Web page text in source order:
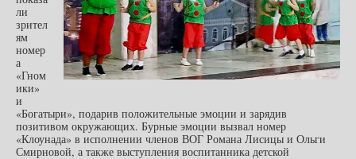
ли
зрител
ям
номер
а
«Гном
ики»
и
«Богатыри», подарив положительные эмоции и зарядив
позитивом окружающих. Бурные эмоции вызвал номер
«Клоунада» в исполнении членов ВОГ Романа Лисицы и Ольги
Смирновой, а также выступления воспитанника детской